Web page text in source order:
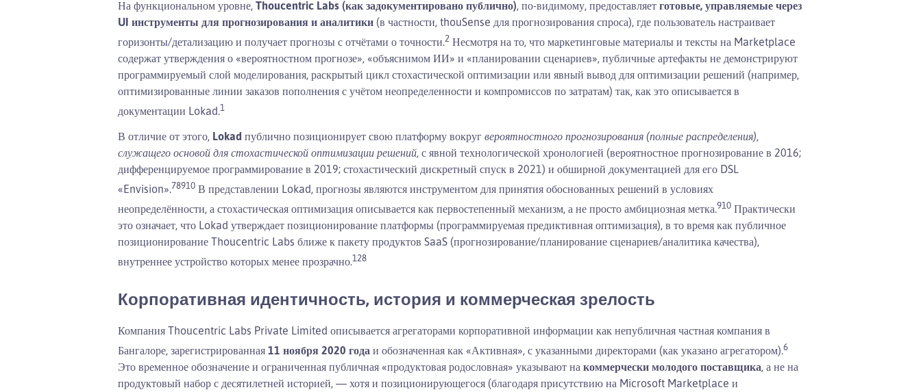
На функциональном уровне, Thoucentric Labs (как задокументировано публично), по-видимому, предоставляет готовые, управляемые через
UI инструменты для прогнозирования и аналитики (в частности, thouSense для прогнозирования спроса), где пользователь настраивает
горизонты/детализацию и получает прогнозы с отчётами о точности.2 Несмотря на то, что маркетинговые материалы и тексты на Marketplace
содержат утверждения о «вероятностном прогнозе», «объяснимом ИИ» и «планировании сценариев», публичные артефакты не демонстрируют
программируемый слой моделирования, раскрытый цикл стохастической оптимизации или явный вывод для оптимизации решений (например,
оптимизированные линии заказов пополнения с учётом неопределенности и компромиссов по затратам) так, как это описывается в
документации Lokad.1
В отличие от этого, Lokad публично позиционирует свою платформу вокруг вероятностного прогнозирования (полные распределения),
служащего основой для стохастической оптимизации решений, с явной технологической хронологией (вероятностное прогнозирование в 2016;
дифференцируемое программирование в 2019; стохастический дискретный спуск в 2021) и обширной документацией для его DSL
«Envision».78910 В представлении Lokad, прогнозы являются инструментом для принятия обоснованных решений в условиях
неопределённости, а стохастическая оптимизация описывается как первостепенный механизм, а не просто амбициозная метка.910 Практически
это означает, что Lokad утверждает позиционирование платформы (программируемая предиктивная оптимизация), в то время как публичное
позиционирование Thoucentric Labs ближе к пакету продуктов SaaS (прогнозирование/планирование сценариев/аналитика качества),
внутреннее устройство которых менее прозрачно.128
Корпоративная идентичность, история и коммерческая зрелость
Компания Thoucentric Labs Private Limited описывается агрегаторами корпоративной информации как непубличная частная компания в
Бангалоре, зарегистрированная 11 ноября 2020 года и обозначенная как «Активная», с указанными директорами (как указано агрегатором).6
Это временное обозначение и ограниченная публичная «продуктовая родословная» указывают на коммерчески молодого поставщика, а не на
продуктовый набор с десятилетней историей, — хотя и позиционирующегося (благодаря присутствию на Microsoft Marketplace и